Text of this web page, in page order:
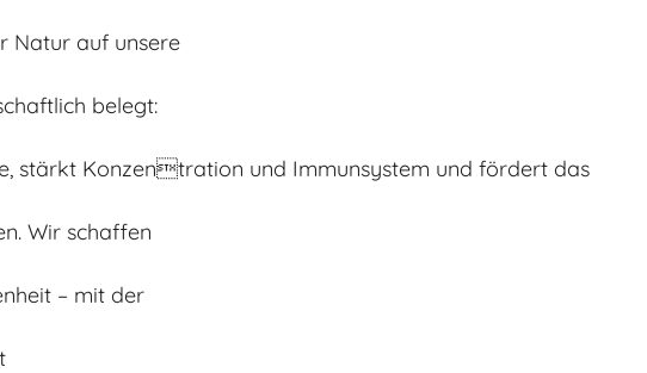
Natur auf unsere
belegt:
stärkt Konzentration und Immunsystem und fördert das
Wir schaffen
– mit der